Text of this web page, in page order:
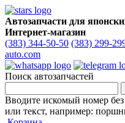
Автозапчасти для
Интернет-магазин
(383) 344-50-50 (383) 299-
auto.com
Поиск автозапчастей
Вводите искомый номер
или текст, например: